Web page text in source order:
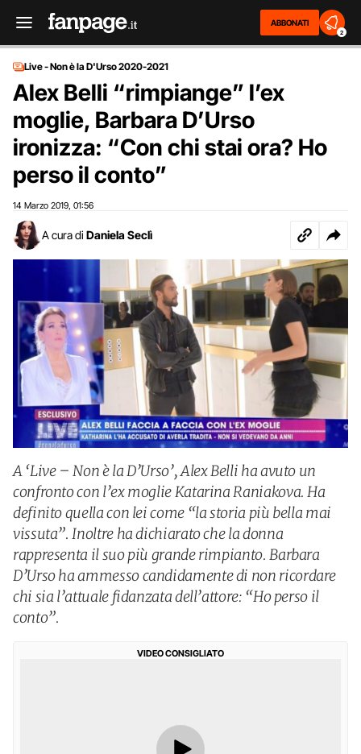
ABBONATI
2
Live - Non è la D'Urso 2020-2021
Alex Belli “rimpiange” l’ex
moglie, Barbara D’Urso
ironizza: “Con chi stai ora? Ho
perso il conto”
14 Marzo 2019 01:56
A cura di Daniela Seclì
A ‘Live – Non è la D’Urso’, Alex Belli ha avuto un
confronto con l’ex moglie Katarina Raniakova. Ha
definito quella con lei come “la storia più bella mai
vissuta”. Inoltre ha dichiarato che la donna
rappresenta il suo più grande rimpianto. Barbara
D’Urso ha ammesso candidamente di non ricordare
chi sia l’attuale fidanzata dell’attore: “Ho perso il
conto”.
VIDEO CONSIGLIATO